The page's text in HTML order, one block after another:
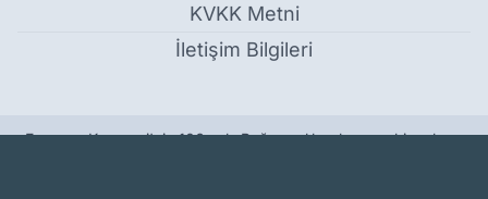
KVKK Metni
İletişim Bilgileri
Erzurum Kongresi'nin 106. yılı: Bağımsızlık ruhuna sahip çıkma